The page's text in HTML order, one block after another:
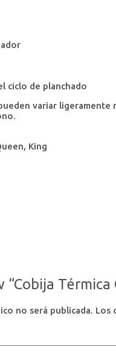
ciclo de planchado
variar
King
Térmica
no será publicada. Los